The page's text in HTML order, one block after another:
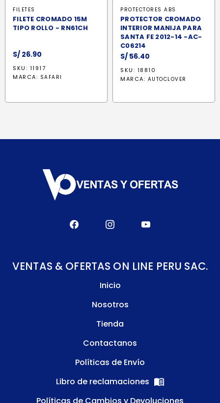
FILETES
FILETE CROMADO 15M
TIPO ROLLO - RN61CH
S/ 26.90
SKU: 11917
MARCA: SAFARI
PROTECTORES ABS
PROTECTOR CROMADO
INTERIOR MANIJA PARA
SANTA FE 2012-14 -AC-
C06214
S/ 56.40
SKU: 18810
MARCA: AUTOCLOVER
VENTAS & OFERTAS ON LINE PERU SAC.
Inicio
Nosotros
Tienda
Contactanos
Políticas de Envío
Libro de reclamaciones
Políticas de Cambios y Devoluciones